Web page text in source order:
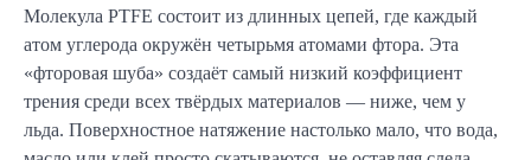
Молекула PTFE состоит из длинных цепей, где каждый
атом углерода окружён четырьмя атомами фтора. Эта
«фторовая шуба» создаёт самый низкий коэффициент
трения среди всех твёрдых материалов — ниже, чем у
льда. Поверхностное натяжение настолько мало, что вода,